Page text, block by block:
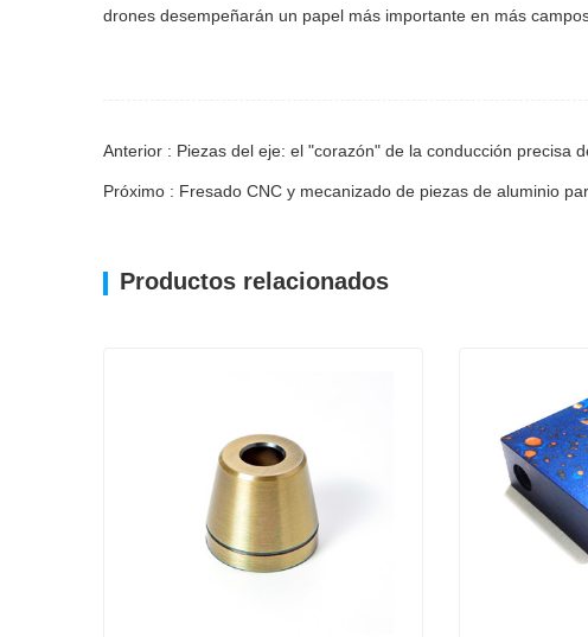
drones desempeñarán un papel más importante en más
Anterior : Piezas del eje: el "corazón" de la conducción precisa
Próximo : Fresado CNC y mecanizado de piezas de aluminio
Productos relacionados